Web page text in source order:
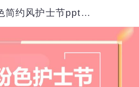
2020粉色简约风护士节ppt模板